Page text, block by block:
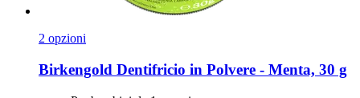
2 opzioni
Birkengold Dentifricio in Polvere -​ Menta, 30 g